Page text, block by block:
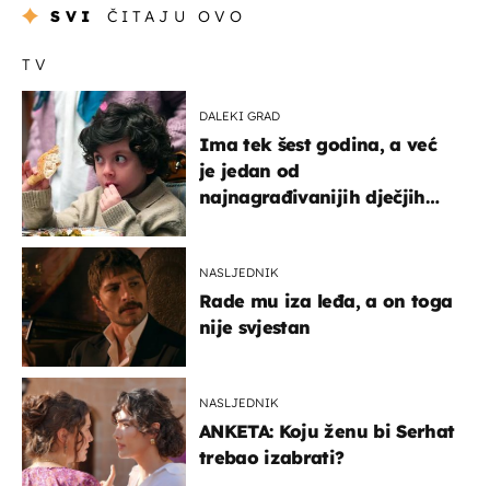
SVI ČITAJU OVO
TV
DALEKI GRAD
Ima tek šest godina, a već
je jedan od
najnagrađivanijih dječjih
NASLJEDNIK
Rade mu iza leđa, a on toga
nije svjestan
NASLJEDNIK
ANKETA: Koju ženu bi Serhat
trebao izabrati?